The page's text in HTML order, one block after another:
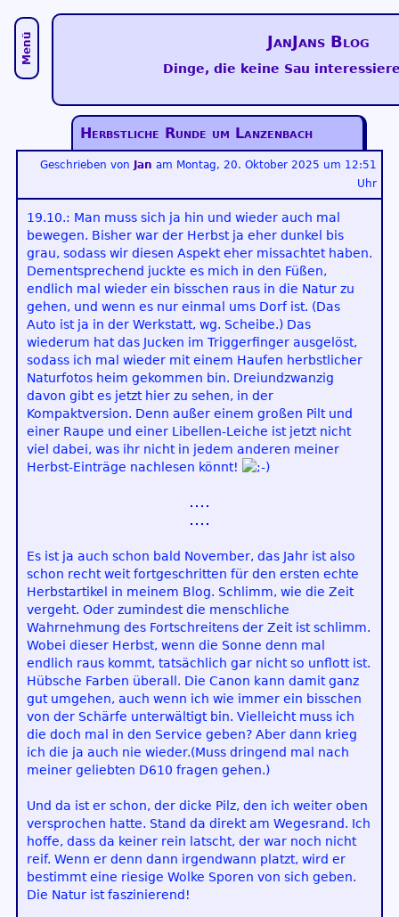
JanJans Blog
Dinge, die keine Sau
Herbstliche Runde um Lanzenbach
Geschrieben von Jan am Montag, 20. Oktober 2025 um 12:51
Uhr
19.10.: Man muss sich ja hin und wieder auch mal
bewegen. Bisher war der Herbst ja eher dunkel bis
grau, sodass wir diesen Aspekt eher missachtet haben.
Dementsprechend juckte es mich in den Füßen,
endlich mal wieder ein bisschen raus in die Natur zu
gehen, und wenn es nur einmal ums Dorf ist. (Das
Auto ist ja in der Werkstatt, wg. Scheibe.) Das
wiederum hat das Jucken im Triggerfinger ausgelöst,
sodass ich mal wieder mit einem Haufen herbstlicher
Naturfotos heim gekommen bin. Dreiundzwanzig
davon gibt es jetzt hier zu sehen, in der
Kompaktversion. Denn außer einem großen Pilt und
einer Raupe und einer Libellen-Leiche ist jetzt nicht
viel dabei, was ihr nicht in jedem anderen meiner
Herbst-Einträge nachlesen könnt!
Es ist ja auch schon bald November, das Jahr ist also
schon recht weit fortgeschritten für den ersten echte
Herbstartikel in meinem Blog. Schlimm, wie die Zeit
vergeht. Oder zumindest die menschliche
Wahrnehmung des Fortschreitens der Zeit ist schlimm.
Wobei dieser Herbst, wenn die Sonne denn mal
endlich raus kommt, tatsächlich gar nicht so unflott ist.
Hübsche Farben überall. Die Canon kann damit ganz
gut umgehen, auch wenn ich wie immer ein bisschen
von der Schärfe unterwältigt bin. Vielleicht muss ich
die doch mal in den Service geben? Aber dann krieg
ich die ja auch nie wieder.(Muss dringend mal nach
meiner geliebten D610 fragen gehen.)
Und da ist er schon, der dicke Pilz, den ich weiter oben
versprochen hatte. Stand da direkt am Wegesrand. Ich
hoffe, dass da keiner rein latscht, der war noch nicht
reif. Wenn er denn dann irgendwann platzt, wird er
bestimmt eine riesige Wolke Sporen von sich geben.
Die Natur ist faszinierend!
Menü